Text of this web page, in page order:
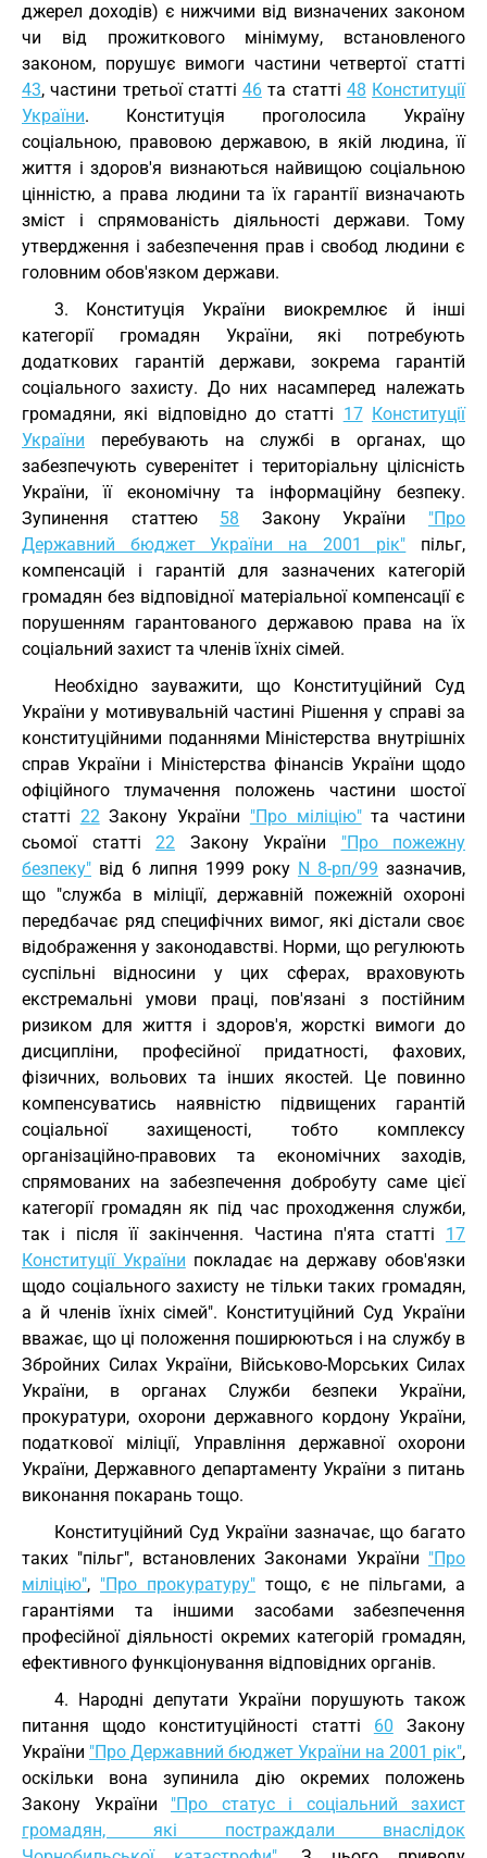
джерел доходів) є нижчими від визначених законом
чи від прожиткового мінімуму, встановленого
законом, порушує вимоги частини четвертої статті
43, частини третьої статті 46 та статті 48 Конституції
України. Конституція проголосила Україну
соціальною, правовою державою, в якій людина, її
життя і здоров'я визнаються найвищою соціальною
цінністю, а права людини та їх гарантії визначають
зміст і спрямованість діяльності держави. Тому
утвердження і забезпечення прав і свобод людини є
головним обов'язком держави.
3. Конституція України виокремлює й інші
категорії громадян України, які потребують
додаткових гарантій держави, зокрема гарантій
соціального захисту. До них насамперед належать
громадяни, які відповідно до статті 17 Конституції
України перебувають на службі в органах, що
забезпечують суверенітет і територіальну цілісність
України, її економічну та інформаційну безпеку.
Зупинення статтею 58 Закону України "Про
Державний бюджет України на 2001 рік" пільг,
компенсацій і гарантій для зазначених категорій
громадян без відповідної матеріальної компенсації є
порушенням гарантованого державою права на їх
соціальний захист та членів їхніх сімей.
Необхідно зауважити, що Конституційний Суд
України у мотивувальній частині Рішення у справі за
конституційними поданнями Міністерства внутрішніх
справ України і Міністерства фінансів України щодо
офіційного тлумачення положень частини шостої
статті 22Закону України "Про міліцію"та частини
сьомої статті 22 Закону України "Про пожежну
безпеку" від 6 липня 1999 року N 8-рп/99 зазначив,
що "служба в міліції, державній пожежній охороні
передбачає ряд специфічних вимог, які дістали своє
відображення у законодавстві. Норми, що регулюють
суспільні відносини у цих сферах, враховують
екстремальні умови праці, пов'язані з постійним
ризиком для життя і здоров'я, жорсткі вимоги до
дисципліни, професійної придатності, фахових,
фізичних, вольових та інших якостей. Це повинно
компенсуватись наявністю підвищених гарантій
соціальної захищеності, тобто комплексу
організаційно-правових та економічних заходів,
спрямованих на забезпечення добробуту саме цієї
категорії громадян як під час проходження служби,
так і після її закінчення. Частина п'ята статті 17
Конституції України покладає на державу обов'язки
щодо соціального захисту не тільки таких громадян,
а й членів їхніх сімей". Конституційний Суд України
вважає, що ці положення поширюються і на службу в
Збройних Силах України, Військово-Морських Силах
України, в органах Служби безпеки України,
прокуратури, охорони державного кордону України,
податкової міліції, Управління державної охорони
України, Державного департаменту України з питань
виконання покарань тощо.
Конституційний Суд України зазначає, що багато
таких "пільг", встановлених Законами України "Про
міліцію", "Про прокуратуру" тощо, є не пільгами, а
гарантіями та іншими засобами забезпечення
професійної діяльності окремих категорій громадян,
ефективного функціонування відповідних органів.
4. Народні депутати України порушують також
питання щодо конституційності статті 60 Закону
України "Про Державний бюджет України на 2001 рік",
оскільки вона зупинила дію окремих положень
Закону України "Про статус і соціальний захист
громадян, які постраждали внаслідок